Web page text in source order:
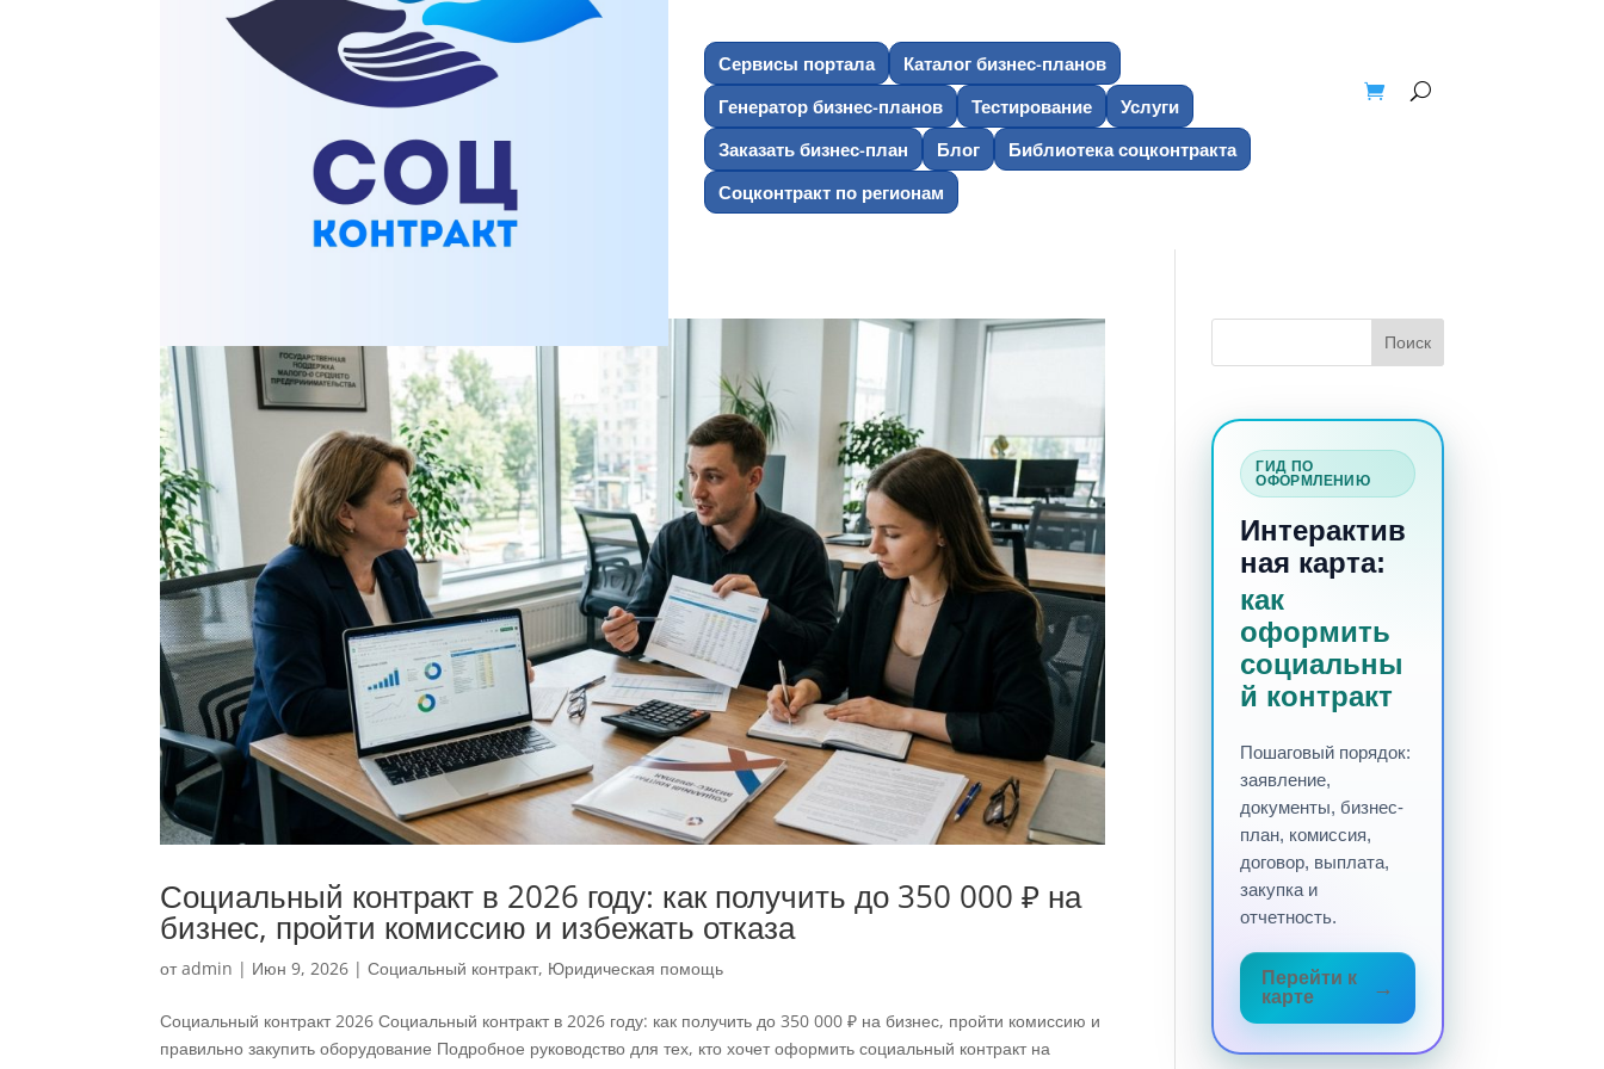
Сервисы портала
Каталог бизнес-планов
Генератор бизнес-планов
Тестирование
Услуги
Заказать бизнес-план
Блог
Библиотека соцконтракта
Соцконтракт по регионам
Социальный контракт в 2026 году: как получить до 350 000 ₽ на
бизнес, пройти комиссию и избежать отказа
отadmin | Июн 9, 2026 |Социальный контракт, Юридическая помощь
Социальный контракт 2026 Социальный контракт в 2026 году: как получить до 350 000 ₽ на бизнес, пройти комиссию и
правильно закупить оборудование Подробное руководство для тех, кто хочет оформить социальный контракт на
ГИД ПО
ОФОРМЛЕНИЮ
Интерактив
ная карта:
как
оформить
социальны
й контракт
Пошаговый порядок:
заявление,
документы, бизнес-
план, комиссия,
договор, выплата,
закупка и
отчетность.
Перейти к
карте